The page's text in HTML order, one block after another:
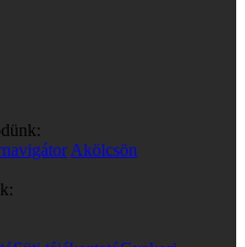
Akölcsön